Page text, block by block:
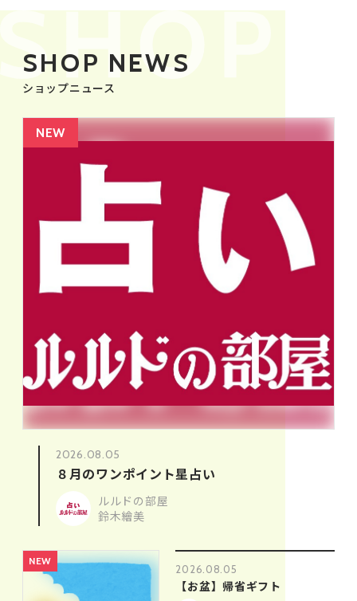
SHOP NEWS
ショップニュース
NEW
NEW
NEW
2026.08.05
８月のワンポイント星占い
ルルドの部屋
鈴木繪美
NEW
2026.08.05
【お盆】帰省ギフト